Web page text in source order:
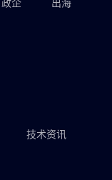
政企 出海
技术资讯